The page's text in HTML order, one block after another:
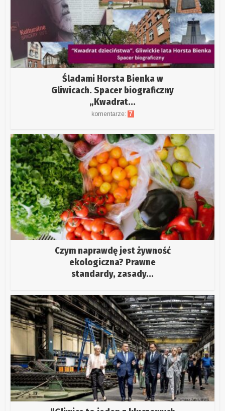
Śladami Horsta Bienka w
Gliwicach. Spacer biograficzny
„Kwadrat...
komentarze: 7
Czym naprawdę jest żywność
ekologiczna? Prawne
standardy, zasady...